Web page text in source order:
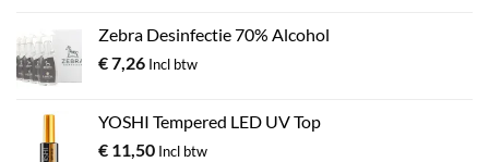
Zebra Desinfectie 70% Alcohol
€7,26 Incl btw
YOSHI Tempered LED UV Top
€ 11,50 Incl btw